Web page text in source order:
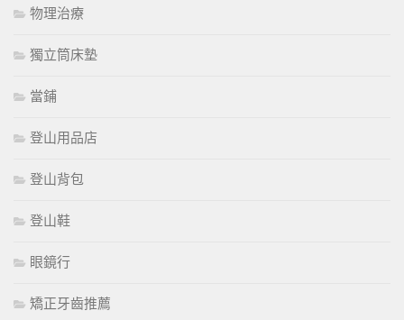
物理治療
獨立筒床墊
當鋪
登山用品店
登山背包
登山鞋
眼鏡行
矯正牙齒推薦